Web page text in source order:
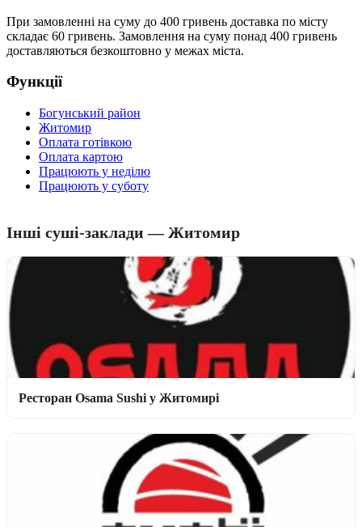
При замовленні на суму до 400 гривень доставка по місту
складає 60 гривень. Замовлення на суму понад 400 гривень
доставляються безкоштовно у межах міста.
Функції
Богунський район
Житомир
Оплата готівкою
Оплата картою
Працюють у неділю
Працюють у суботу
Інші суші-заклади — Житомир
Ресторан Osama Sushi у Житомирі